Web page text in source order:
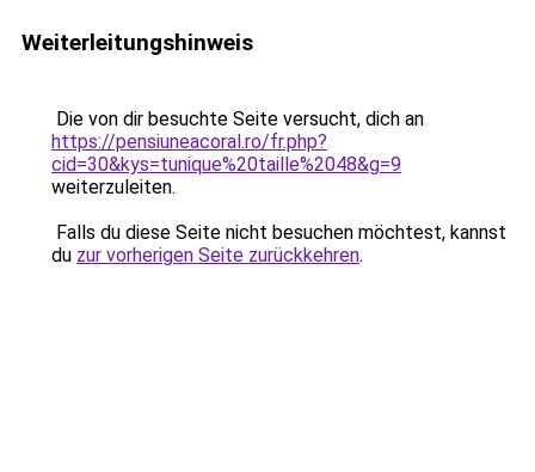
Weiterleitungshinweis
Die von dir besuchte Seite versucht, dich an
https://pensiuneacoral.ro/fr.php?
cid=30&kys=tunique%20taille%2048&g=9
weiterzuleiten.
Falls du diese Seite nicht besuchen möchtest, kannst
du zur vorherigen Seite zurückkehren.